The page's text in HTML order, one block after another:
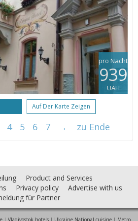
pro Nacht
939
UAH
Auf Der Karte Zeigen
4 5 6 7 → zu Ende
Product and Services
Privacy policy
Advertise with us
für Partner
| Vladivostok hotels| Ukraine National cuisine| Metro